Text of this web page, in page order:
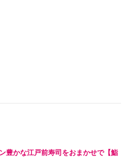
豊かな江戸前寿司をおまかせで【鮨